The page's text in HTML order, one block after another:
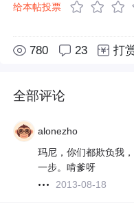
给本帖投票
780 23 打
全部评论
alonezho
玛尼，你们都欺负我
一步。啃爹呀
2013-08-18